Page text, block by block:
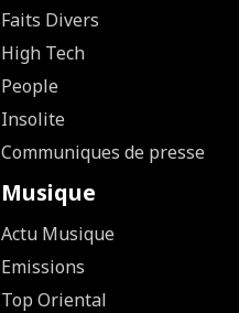
Faits Divers
High Tech
People
Insolite
Communiques de presse
Musique
Actu Musique
Emissions
Top Oriental